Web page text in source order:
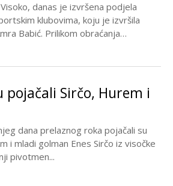
danas je izvršena podjela
klubovima, koju je izvršila
Babić. Prilikom obraćanja
pojačali Sirčo, Hurem i
dana prelaznog roka pojačali su
i mladi golman Enes Sirčo iz visočke
pivotmen...